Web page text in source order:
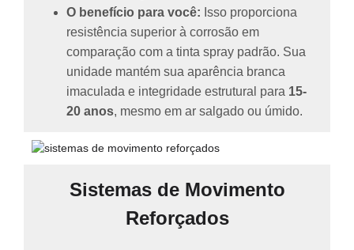
O benefício para você: Isso proporciona
resistência superior à corrosão em
comparação com a tinta spray padrão. Sua
unidade mantém sua aparência branca
imaculada e integridade estrutural para 15-
20 anos, mesmo em ar salgado ou úmido.
Sistemas de Movimento
Reforçados